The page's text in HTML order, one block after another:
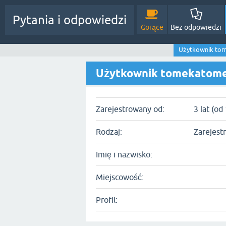
Pytania i odpowiedzi
Gorące Bez odpowiedzi
Użytkownik
Użytkownik
Zarejestrowany od: 3 lat (od
Rodzaj:
Imię i nazwisko:
Miejscowość:
Profil: